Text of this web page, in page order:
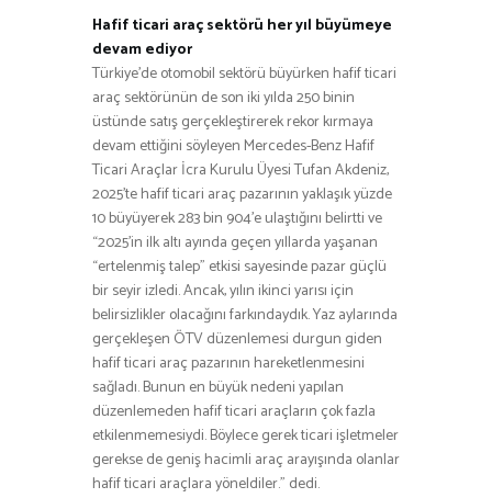
Hafif ticari araç sektörü her yıl büyümeye
devam ediyor
Türkiye’de otomobil sektörü büyürken hafif ticari
araç sektörünün de son iki yılda 250 binin
üstünde satış gerçekleştirerek rekor kırmaya
devam ettiğini söyleyen Mercedes-Benz Hafif
Ticari Araçlar İcra Kurulu Üyesi Tufan Akdeniz,
2025’te hafif ticari araç pazarının yaklaşık yüzde
10 büyüyerek 283 bin 904’e ulaştığını belirtti ve
“2025’in ilk altı ayında geçen yıllarda yaşanan
“ertelenmiş talep” etkisi sayesinde pazar güçlü
bir seyir izledi. Ancak, yılın ikinci yarısı için
belirsizlikler olacağını farkındaydık. Yaz aylarında
gerçekleşen ÖTV düzenlemesi durgun giden
hafif ticari araç pazarının hareketlenmesini
sağladı. Bunun en büyük nedeni yapılan
düzenlemeden hafif ticari araçların çok fazla
etkilenmemesiydi. Böylece gerek ticari işletmeler
gerekse de geniş hacimli araç arayışında olanlar
hafif ticari araçlara yöneldiler.” dedi.